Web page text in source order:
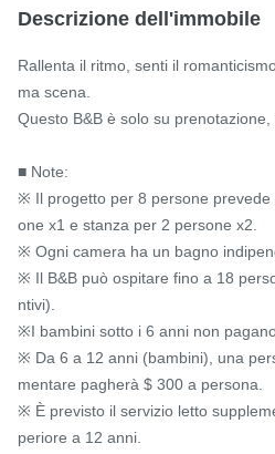
Descrizione dell'immobile
Rallenta il ritmo, senti il
ma scena.
Questo B&B è solo su
■ Note:
※ Il progetto per 8 persone
one x1 e stanza per 2 persone x2.
※ Ogni camera ha un bagno
※ Il B&B può ospitare fino a 18
ntivi).
※I bambini sotto i 6 anni non
※ Da 6 a 12 anni (bambini), una
mentare pagherà $ 300 a persona.
※ È previsto il servizio letto
periore a 12 anni.